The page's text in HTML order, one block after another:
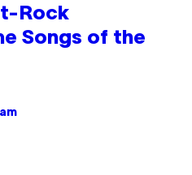
Rock
Songs of the